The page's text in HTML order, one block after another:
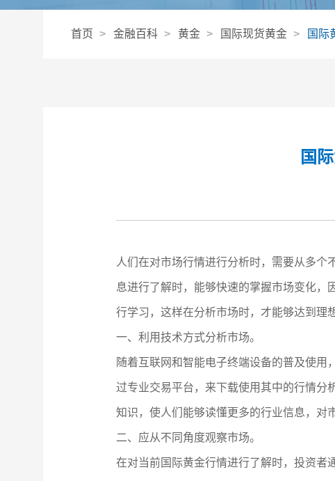
首页 金融百科 黄金 国际现货黄金 国际
国
人们在对市场行情进行分析时，需要从多
息进行了解时，能够快速的掌握市场变化，
行学习，这样在分析市场时，才能够达到理
一、利用技术方式分析市场。
随着互联网和智能电子终端设备的普及使
过专业交易平台，来下载使用其中的行情分
知识，使人们能够读懂更多的行业信息，对
二、应从不同角度观察市场。
在对当前国际黄金行情进行了解时，投资者